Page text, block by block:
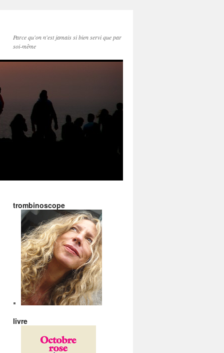
Parce qu'on n'est jamais si bien servi que par
soi-même
trombinoscope
livre